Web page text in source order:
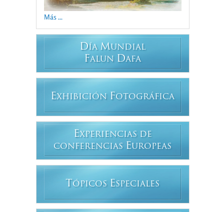
Más ...
DÍA MUNDIAL
FALUN DAFA
EXHIBICIÓN FOTOGRÁFICA
EXPERIENCIAS DE
CONFERENCIAS EUROPEAS
T ÓPICOS ESPECIALES